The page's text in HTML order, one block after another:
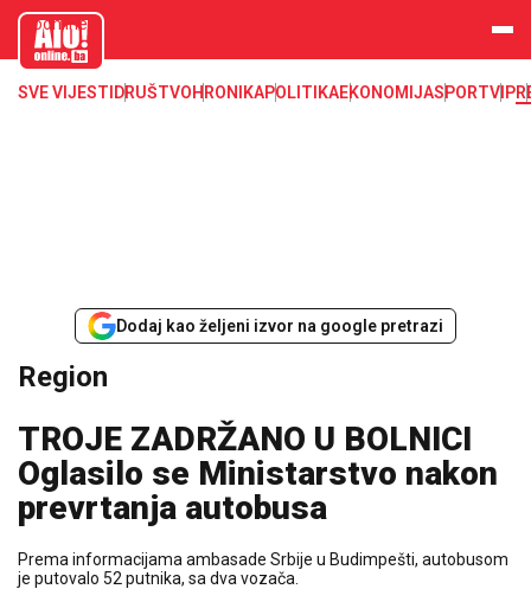
aloonline.b
SVE VIJESTI DRUŠTVOHRONIKAPOLITIKAEKONOMIJASPORTVIP
Dodaj kao željeni izvor na google pretrazi
Region
TROJE ZADRŽANO U BOLNICI
Oglasilo se Ministarstvo nakon
prevrtanja autobusa
Prema informacijama ambasade Srbije u Budimpešti, autobusom
je putovalo 52 putnika, sa dva vozača.